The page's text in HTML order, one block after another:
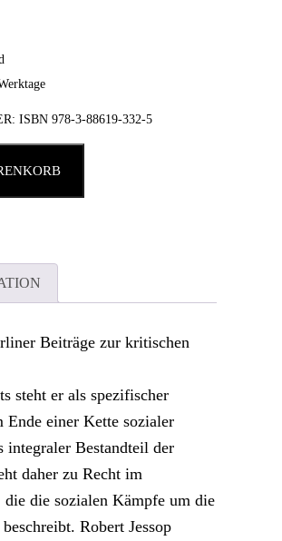
ISBN 978-3-88619-332-5
Beiträge zur kritischen
steht er als spezifischer
Ende einer Kette sozialer
integraler Bestandteil der
daher zu Recht im
die sozialen Kämpfe um die
Robert Jessop